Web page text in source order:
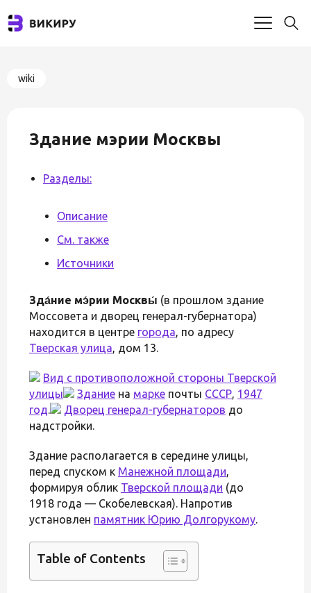
wiki
Здание мэрии Москвы
Разделы:
Описание
См. также
Источники
Зда́ние мэ́рии Москвы́ (в прошлом здание
Моссовета и дворец генерал-губернатора)
находится в центре города, по адресу
Тверская улица, дом 13.
Вид с противоположной стороны Тверской
улицы
Здание на марке почты СССР, 1947
год. Дворец генерал-губернаторов до
надстройки.
Здание располагается в середине улицы,
перед спуском к Манежной площади,
формируя облик Тверской площади (до
1918 года — Скобелевская). Напротив
установлен памятник Юрию Долгорукому.
Table of Contents